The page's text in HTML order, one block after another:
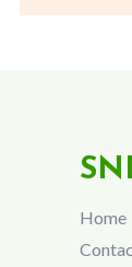
Home